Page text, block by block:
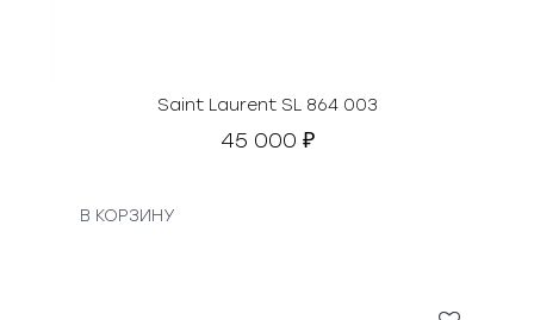
Saint Laurent SL 864 003
45 000 ₽
В КОРЗИНУ